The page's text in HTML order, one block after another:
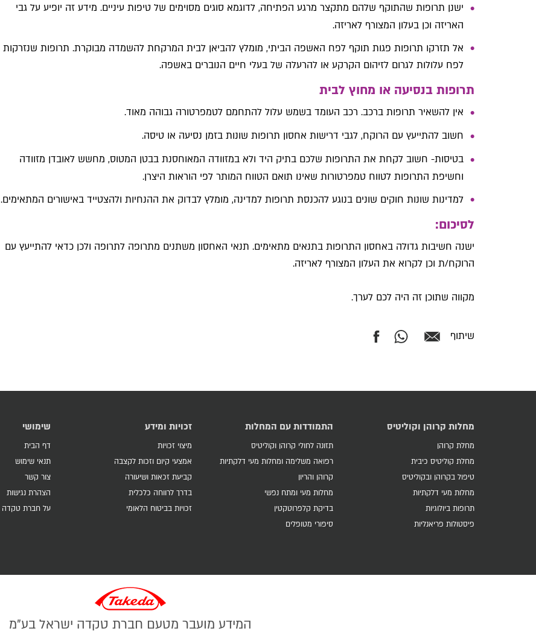
ישנן תרופות שהתוקף שלהם מתקצר מרגע הפתיחה, לדוגמא סוגים מסוימים של טיפות עיניים. מידע זה יופיע על גבי
האריזה וכן בעלון המצורף לאריזה.
אל תזרקו תרופות פגות תוקף לפח האשפה הביתי, מומלץ להביאן לבית המרקחת להשמדה מבוקרת. תרופות שנזרקות
לפח עלולות לגרום לזיהום הקרקע או להרעלה של בעלי חיים הנוברים באשפה.
תרופות בנסיעה או מחוץ לבית
אין להשאיר תרופות ברכב. רכב העומד בשמש עלול להתחמם לטמפרטורה גבוהה מאוד.
חשוב להתייעץ עם הרוקח, לגבי דרישות אחסון תרופות שונות בזמן נסיעה או טיסה.
בטיסות- חשוב לקחת את התרופות שלכם בתיק היד ולא במזוודה המאוחסנת בבטן המטוס, מחשש לאובדן מזוודה
וחשיפת התרופות לטווח טמפרטורות שאינו תואם הטווח המותר לפי הוראות היצרן.
למדינות שונות חוקים שונים בנוגע להכנסת תרופות למדינה, מומלץ לבדוק את ההנחיות ולהצטייד באישורים המתאימים.
לסיכום:
ישנה חשיבות גדולה באחסון התרופות בתנאים מתאימים. תנאי האחסון משתנים מתרופה לתרופה ולכן כדאי להתייעץ עם
הרוקח/ת וכן לקרוא את העלון המצורף לאריזה.
מקווה שתוכן זה היה לכם לערך.
שיתוף
מחלות קרוהן וקוליטיס
מחלת קרוהן
מחלת קוליטיס כיבית
טיפול בקרוהן ובקוליטיס
מחלות מעי דלקתיות
תרופות ביולוגיות
פיסטולות פריאנליות
התמודדות עם המחלות
תזונה לחולי קרוהן וקוליטיס
רפואה משלימה ומחלות מעי דלקתיות
קרוהן והריון
מחלות מעי ומתח נפשי
בדיקת קלפרוטקטין
סיפורי מטופלים
זכויות ומידע
מיצוי זכויות
אמצעי קיום וזכות לקצבה
קביעת זכאות ושיעורה
בדרך לרווחה כלכלית
זכויות בביטוח הלאומי
שימושי
דף הבית
תנאי שימוש
צור קשר
הצהרת נגישות
על חברת טקדה
המידע מועבר מטעם חברת טקדה ישראל בע"מ